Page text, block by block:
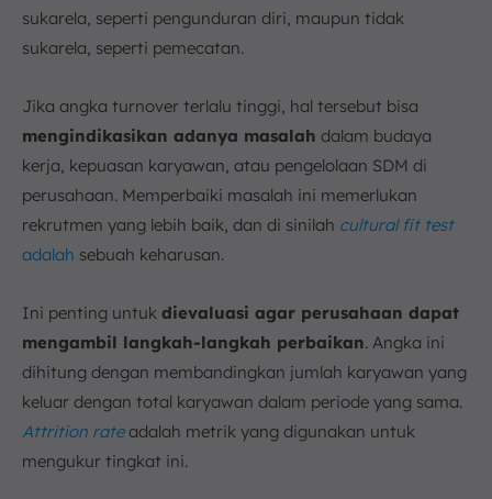
sukarela, seperti pengunduran diri, maupun tidak
sukarela, seperti pemecatan.
Jika angka turnover terlalu tinggi, hal tersebut bisa
mengindikasikan adanya masalah dalam budaya
kerja, kepuasan karyawan, atau pengelolaan SDM di
perusahaan. Memperbaiki masalah ini memerlukan
rekrutmen yang lebih baik, dan di sinilah cultural fit test
adalah sebuah keharusan.
Ini penting untuk dievaluasi agar perusahaan dapat
mengambil langkah-langkah perbaikan. Angka ini
dihitung dengan membandingkan jumlah karyawan yang
keluar dengan total karyawan dalam periode yang sama.
Attrition rate adalah metrik yang digunakan untuk
mengukur tingkat ini.